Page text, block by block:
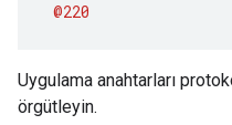
@220
Uygulama anahtarları
örgütleyin.